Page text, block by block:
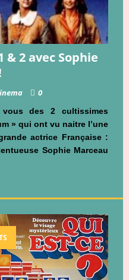
& 2 avec Sophie
0
vous des 2 cultissimes
» qui ont vu naitre l’une
actrice Française :
Sophie Marceau